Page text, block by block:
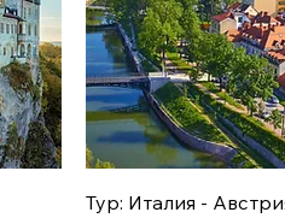
Тур: Италия -